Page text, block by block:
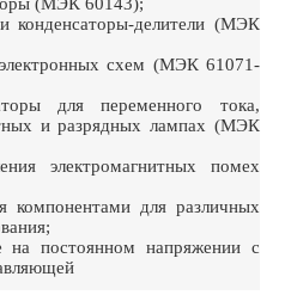
конденсаторы-делители (МЭК
схем (МЭК 61071-
для переменного тока,
и разрядных лампах (МЭК
электромагнитных помех
компонентами для различных
на постоянном напряжении с